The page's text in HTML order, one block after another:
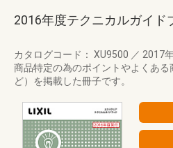
2016年度テクニカルガイド
カタログコード： XU9500 ／ 2017
商品特定の為のポイントやよくあ
ど）を掲載した冊子です。